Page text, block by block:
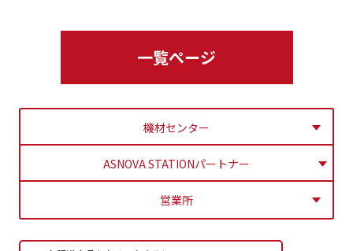
一覧ぺージ
機材センター
ASNOVA STATIONパートナー
営業所